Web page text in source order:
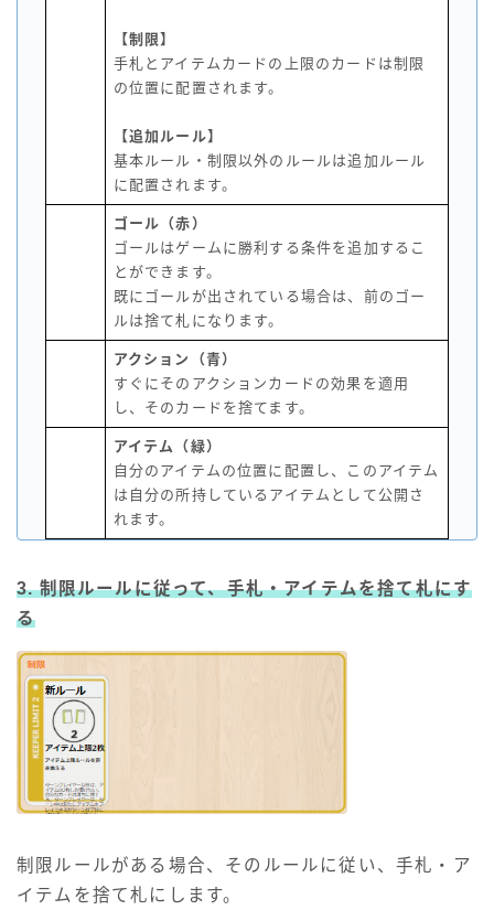
【制限】
手札とアイテムカードの上限のカードは制限
の位置に配置されます。
【追加ルール】
基本ルール・制限以外のルールは追加ルール
に配置されます。
ゴール（赤）
ゴールはゲームに勝利する条件を追加するこ
とができます。
既にゴールが出されている場合は、前のゴー
ルは捨て札になります。
アクション（青）
すぐにそのアクションカードの効果を適用
し、そのカードを捨てます。
アイテム（緑）
自分のアイテムの位置に配置し、このアイテム
は自分の所持しているアイテムとして公開さ
れます。
3. 制限ルールに従って、手札・アイテムを捨て札にす
る
制限ルールがある場合、そのルールに従い、手札・ア
イテムを捨て札にします。